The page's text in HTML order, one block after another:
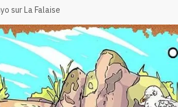
sur La Falaise